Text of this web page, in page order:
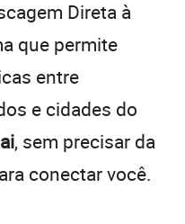
Direta à
que permite
entre
e cidades do
, sem precisar da
conectar você.